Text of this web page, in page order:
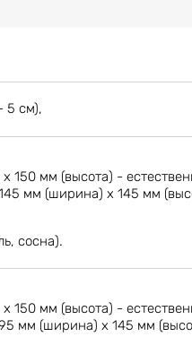
5 см),
150 мм (высота) -
мм (ширина) х 145 мм
сосна).
150 мм (высота) -
мм (ширина) х 145 мм